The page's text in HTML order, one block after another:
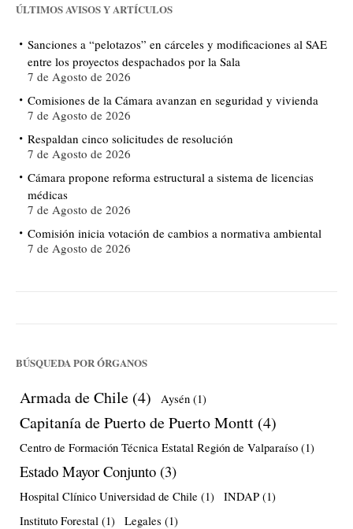
ÚLTIMOS AVISOS Y ARTÍCULOS
Sanciones a “pelotazos” en cárceles y modificaciones al SAE
entre los proyectos despachados por la Sala
7 de Agosto de 2026
Comisiones de la Cámara avanzan en seguridad y vivienda
7 de Agosto de 2026
Respaldan cinco solicitudes de resolución
7 de Agosto de 2026
Cámara propone reforma estructural a sistema de licencias
médicas
7 de Agosto de 2026
Comisión inicia votación de cambios a normativa ambiental
7 de Agosto de 2026
BÚSQUEDA POR ÓRGANOS
Armada de Chile (4) Aysén (1)
Capitanía de Puerto de Puerto Montt (4)
Centro de Formación Técnica Estatal Región de Valparaíso (1)
Estado Mayor Conjunto (3)
Hospital Clínico Universidad de Chile (1) INDAP (1)
Instituto Forestal (1) Legales (1)